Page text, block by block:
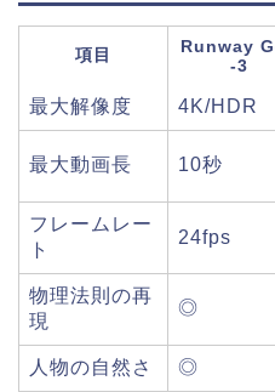
項目
Runway
-3
最大解像度 4K/HDR
最大動画長 10秒
フレームレー
ト
24fps
物理法則の再
現
◎
人物の自然さ ◎